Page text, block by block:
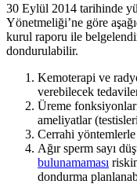
30 Eylül 2014 tarihinde
Yönetmeliği’ne göre
kurul raporu ile
dondurulabilir.
Kemoterapi ve
verebilecek
Üreme
ameliyatlar
Cerrahi
Ağır sperm sayı
bulunamaması
dondurma